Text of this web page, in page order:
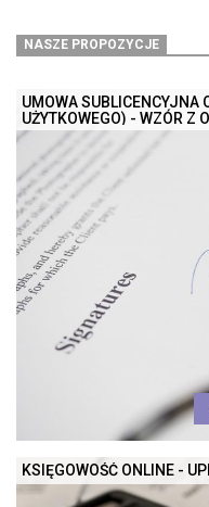
NASZE PROPOZYCJE
UMOWA SUBLICENCYJNA
UŻYTKOWEGO) - WZÓR Z
KSIĘGOWOŚĆ ONLINE -